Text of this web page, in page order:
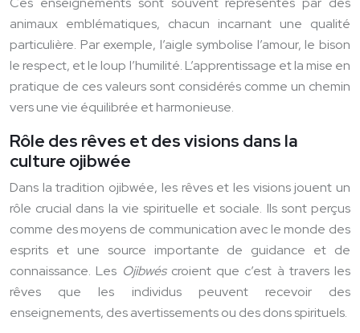
animaux emblématiques, chacun incarnant une qualité
particulière. Par exemple, l’aigle symbolise l’amour, le bison
le respect, et le loup l’humilité. L’apprentissage et la mise en
pratique de ces valeurs sont considérés comme un chemin
vers une vie équilibrée et harmonieuse.
Rôle des rêves et des visions dans la
culture ojibwée
Dans la tradition ojibwée, les rêves et les visions jouent un
rôle crucial dans la vie spirituelle et sociale. Ils sont perçus
comme des moyens de communication avec le monde des
esprits et une source importante de guidance et de
connaissance. Les Ojibwés croient que c’est à travers les
rêves que les individus peuvent recevoir des
enseignements, des avertissements ou des dons spirituels.